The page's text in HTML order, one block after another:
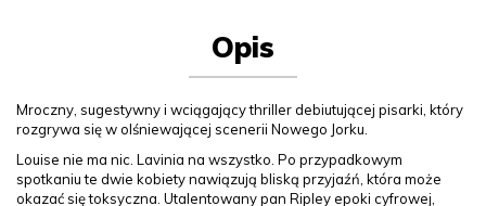
Opis
Mroczny, sugestywny i wciągający thriller debiutującej pisarki, który
rozgrywa się w olśniewającej scenerii Nowego Jorku.
Louise nie ma nic. Lavinia na wszystko. Po przypadkowym
spotkaniu te dwie kobiety nawiązują bliską przyjaźń, która może
okazać się toksyczna. Utalentowany pan Ripley epoki cyfrowej,